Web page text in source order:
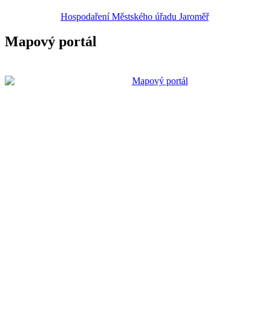
Hospodaření Městského úřadu Jaroměř
Mapový portál